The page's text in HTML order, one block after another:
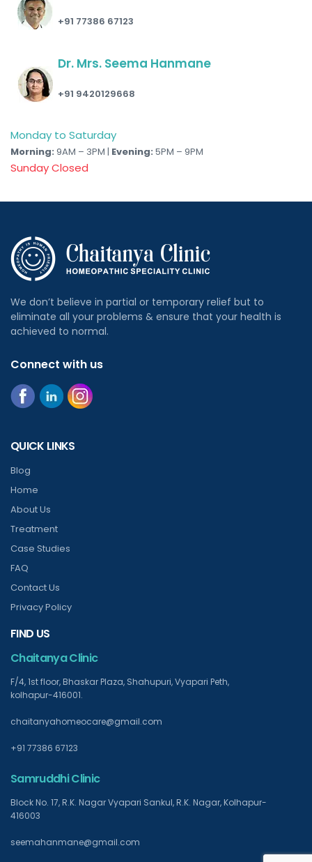
+91 77386 67123
Dr. Mrs. Seema Hanmane
+91 9420129668
Monday to Saturday
Morning: 9AM – 3PM | Evening: 5PM – 9PM
Sunday Closed
We don’t believe in partial or temporary relief but to
eliminate all your problems & ensure that your health is
achieved to normal.
Connect with us
QUICK LINKS
Blog
Home
About Us
Treatment
Case Studies
FAQ
Contact Us
Privacy Policy
FIND US
Chaitanya Clinic
F/4, 1st floor, Bhaskar Plaza, Shahupuri, Vyapari Peth,
kolhapur-416001.
chaitanyahomeocare@gmail.com
+91 77386 67123
Samruddhi Clinic
Block No. 17, R.K. Nagar Vyapari Sankul, R.K. Nagar, Kolhapur-
416003
seemahanmane@gmail.com